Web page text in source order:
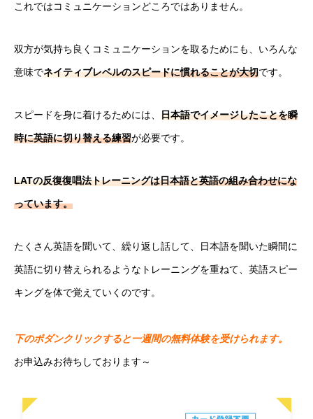
会社概要
ブログ
その他
これではコミュニケーションどころではありません。
双方が気持ち良くコミュニケーションを取るためにも、いろんな
意味でネイティブレベルのスピードに慣れることが大切です。
スピードを身に着けるためには、 日本語でイメージしたことを瞬
時に英語に切り替える練習が必要です。
LATの反復復唱法トレーニングは日本語と英語の組み合わせにな
っています。
たくさん英語を聞いて、繰り返し話して、日本語を聞いた瞬間に
英語に切り替えられるようなトレーニングを重ねて、英語スピー
キングを体で覚えていくのです。
下のボダンクリックすると一週間の無料体験を受けられます。
お申込みお待ちしております～